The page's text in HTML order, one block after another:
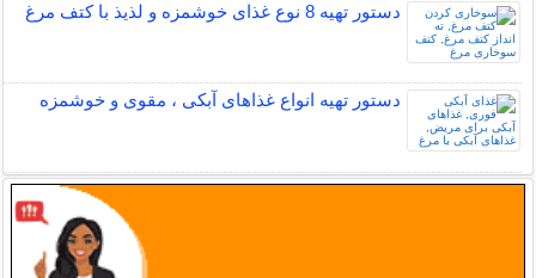
دستور تهیه 8 نوع غذای خوشمزه و لذیذ با کتف مرغ
دستور تهیه انواع غذاهای آبکی ، مقوی و خوشمزه